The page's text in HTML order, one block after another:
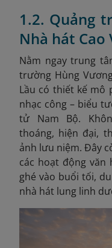
1.2. Quảng
Nhà hát Cao
Nằm ngay trung
trường Hùng
Lầu có thiết kế mô
nhạc công – biểu
tử Nam Bộ.
thoáng, hiện đại,
ảnh lưu niệm. Đây
các hoạt động văn
ghé vào buổi tối,
nhà hát lung linh